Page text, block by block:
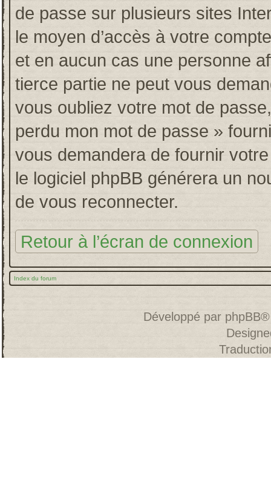
de passe sur plusieurs sites
le moyen d’accès à votre
et en aucun cas une personne
tierce partie ne peut vous
vous oubliez votre mot de
perdu mon mot de passe »
vous demandera de fournir
le logiciel phpBB générera un
de vous reconnecter.
Retour à l’écran de connexion
Index du forum
Développé par phpBB®